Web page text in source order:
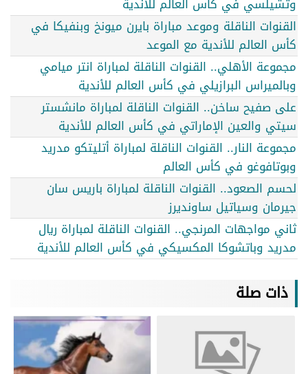
القنوات الناقلة وموعد مباراة بايرن ميونخ وبنفيكا في
كأس العالم للأندية مع الموعد
مجموعة الأهلي.. القنوات الناقلة لمباراة انتر ميامي
وبالميراس البرازيلي في كأس العالم للأندية
على صفيح ساخن.. القنوات الناقلة لمباراة مانشستر
سيتي والعين الإماراتي في كأس العالم للأندية
مجموعة النار.. القنوات الناقلة لمباراة أتليتكو مدريد
وبوتافوغو في كأس العالم
لحسم الصعود.. القنوات الناقلة لمباراة باريس سان
جيرمان وسياتيل ساونديرز
ثاني مواجهات المرنجي.. القنوات الناقلة لمباراة ريال
مدريد وباتشوكا المكسيكي في كأس العالم للأندية
ذات صلة